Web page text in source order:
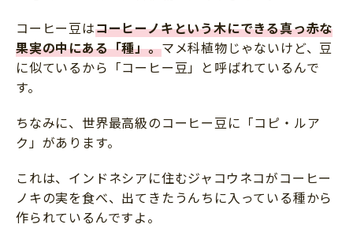
コーヒー豆はコーヒーノキという木にできる真っ赤な
果実の中にある「種」。マメ科植物じゃないけど、豆
に似ているから「コーヒー豆」と呼ばれているんで
す。
ちなみに、世界最高級のコーヒー豆に「コピ・ルア
ク」があります。
これは、インドネシアに住むジャコウネコがコーヒー
ノキの実を食べ、出てきたうんちに入っている種から
作られているんですよ。